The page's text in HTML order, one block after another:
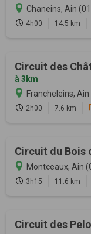
Chaneins, Ain
4h00 14.5 km
Circuit des
à 3km
Francheleins, Ain
2h00 7.6 km
Circuit du Bois
Montceaux, Ain
3h15 11.6 km
Circuit des